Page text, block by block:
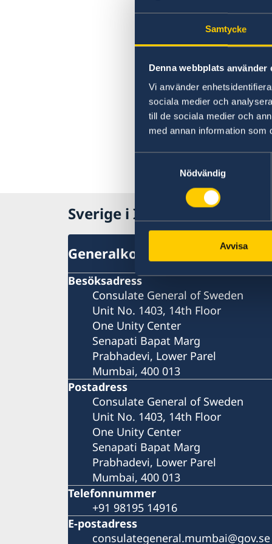
Samtycke
Denna webbplats använder
Vi använder
sociala medier och
till de sociala medier och
med annan information som
Nödvändig
Avvisa
Sverige i Indien
Generalkonsulat
Besöksadress
Consulate General of Sweden
Unit No. 1403, 14th Floor
One Unity Center
Senapati Bapat Marg
Prabhadevi, Lower Parel
Mumbai, 400 013
Postadress
Consulate General of Sweden
Unit No. 1403, 14th Floor
One Unity Center
Senapati Bapat Marg
Prabhadevi, Lower Parel
Mumbai, 400 013
Telefonnummer
+91 98195 14916
E-postadress
consulategeneral.mumbai@gov.se